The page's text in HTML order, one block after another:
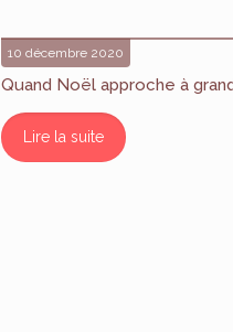
10 décembre 2020
Quand Noël approche à
Lire la suite